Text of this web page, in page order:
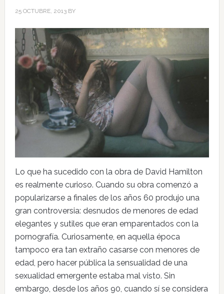
25 OCTUBRE, 2013BY
Lo que ha sucedido con la obra de David Hamilton
es realmente curioso. Cuando su obra comenzó a
popularizarse a finales de los años 60 produjo una
gran controversia: desnudos de menores de edad
elegantes y sutiles que eran emparentados con la
pornografía. Curiosamente, en aquella época
tampoco era tan extraño casarse con menores de
edad, pero hacer pública la sensualidad de una
sexualidad emergente estaba mal visto. Sin
embargo, desde los años 90, cuando sí se considera